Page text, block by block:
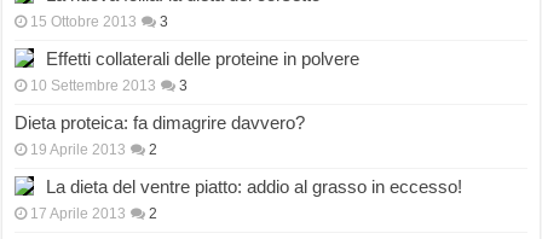
15 Ottobre 2013 3
Effetti collaterali delle proteine in polvere
10 Settembre 2013 3
Dieta proteica: fa dimagrire davvero?
19 Aprile 2013 2
La dieta del ventre piatto: addio al grasso in eccesso!
17 Aprile 2013 2